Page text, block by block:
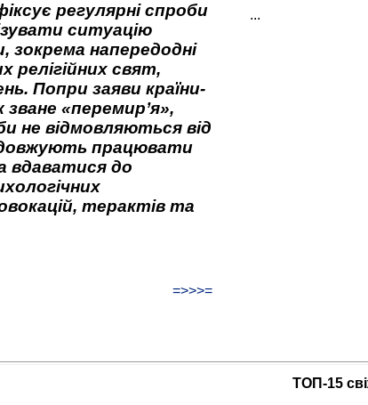
регулярні спроби
ситуацію
зокрема напередодні
релігійних свят,
Попри заяви країни-
«перемир’я»,
не відмовляються від
працювати
вдаватися до
терактів та
=>>>=
...
ТОП-15